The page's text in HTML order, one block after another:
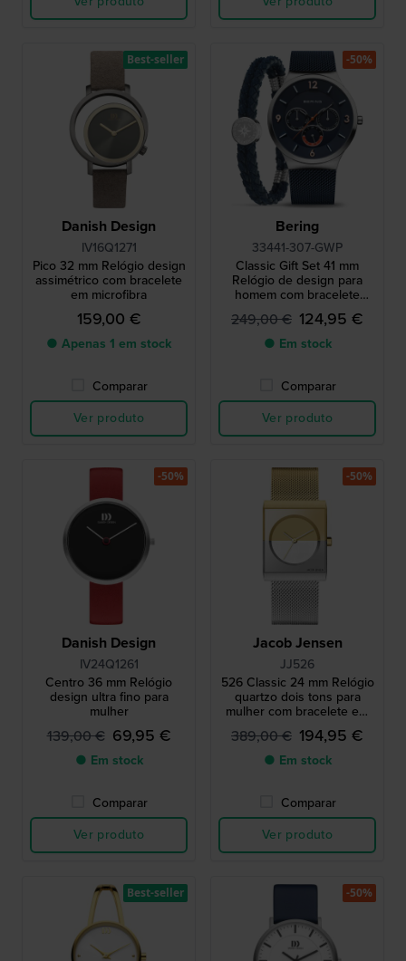
Danish Design
IV16Q1271
Pico 32 mm Relógio design
assimétrico com bracelete
em microfibra
159,00 €
● Apenas 1 em stock
Comparar
Ver produto
Best-seller
Bering
33441-307-GWP
Classic Gift Set 41 mm
Relógio de design para
homem com bracelete
bijoux extra
249,00 € 124,95 €
● Em stock
Comparar
Ver produto
-50%
Danish Design
IV24Q1261
Centro 36 mm Relógio
design ultra fino para
mulher
139,00 € 69,95 €
● Em stock
Comparar
Ver produto
-50%
Jacob Jensen
JJ526
526 Classic 24 mm Relógio
quartzo dois tons para
mulher com bracelete em
malha
389,00 € 194,95 €
● Em stock
Comparar
Ver produto
-50%
Best-seller -50%